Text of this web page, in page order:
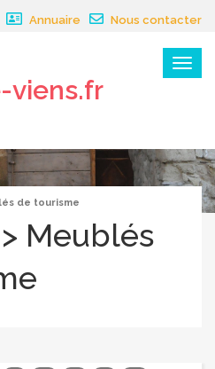
Annuaire Nous contacter
Menu
viens.fr
×
de tourisme
Meublés